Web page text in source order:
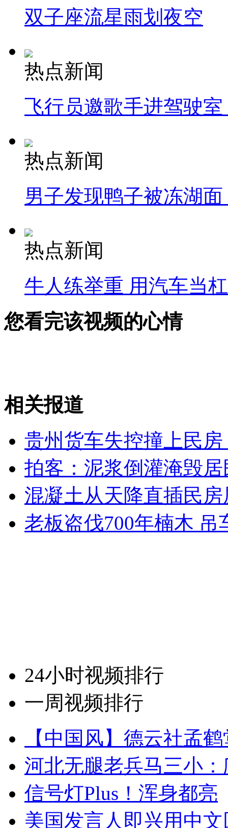
双子座流星雨划夜空
热点新闻
飞行员邀歌手进驾驶
热点新闻
男子发现鸭子被冻湖
热点新闻
牛人练举重 用汽车当
您看完该视频的心情
相关报道
贵州货车失控撞上民
拍客：泥浆倒灌淹毁
混凝土从天降直插民
老板盗伐700年楠木 吊
24小时视频排行
一周视频排行
【中国风】德云社孟
河北无腿老兵马三小
信号灯Plus！浑身都亮
美国发言人即兴用中